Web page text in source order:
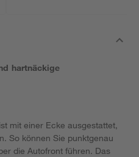
hartnäckige
mit einer Ecke ausgestattet,
So können Sie punktgenau
die Autofront führen. Das